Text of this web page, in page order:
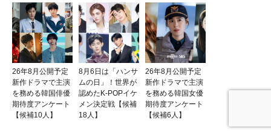
26年8月公開予定
新作ドラマで主演
を務める韓国俳優
期待度アンケート
【候補10人】
8月6日は「ハンサ
ムの日」！世界が
認めたK-POPイケ
メン決定戦【候補
18人】
26年8月公開予定
新作ドラマで主演
を務める韓国女優
期待度アンケート
【候補6人】